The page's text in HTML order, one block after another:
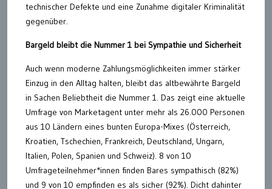
technischer Defekte und eine Zunahme digitaler Kriminalität
gegenüber.
Bargeld bleibt die Nummer 1 bei Sympathie und Sicherheit
Auch wenn moderne Zahlungsmöglichkeiten immer stärker
Einzug in den Alltag halten, bleibt das altbewährte Bargeld
in Sachen Beliebtheit die Nummer 1. Das zeigt eine aktuelle
Umfrage von Marketagent unter mehr als 26.000 Personen
aus 10 Ländern eines bunten Europa-Mixes (Österreich,
Kroatien, Tschechien, Frankreich, Deutschland, Ungarn,
Italien, Polen, Spanien und Schweiz). 8 von 10
Umfrageteilnehmer*innen finden Bares sympathisch (82%)
und 9 von 10 empfinden es als sicher (92%). Dicht dahinter